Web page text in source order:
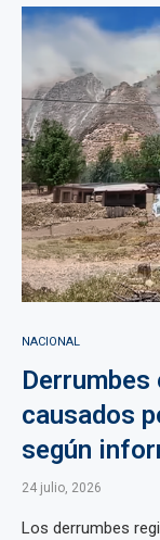
NACIONAL
Derrumbes
causados
según
24 julio, 2026
Los derrumbes